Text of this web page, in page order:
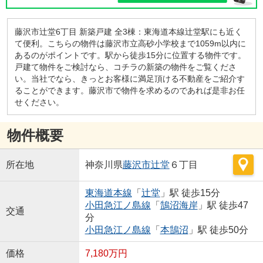
藤沢市辻堂6丁目 新築戸建 全3棟：東海道本線辻堂駅にも近く
て便利。こちらの物件は藤沢市立高砂小学校まで1059m以内に
あるのがポイントです。駅から徒歩15分に位置する物件です。
戸建て物件をご検討なら、コチラの新築の物件をご覧くださ
い。当社でなら、きっとお客様に満足頂ける不動産をご紹介す
ることができます。藤沢市で物件を求めるのであれば是非お任
せください。
物件概要
所在地 神奈川県藤沢市辻堂 ６丁目
交通
東海道本線 「 辻堂 」駅 徒歩15分
小田急江ノ島線 「 鵠沼海岸 」駅 徒歩47
分
小田急江ノ島線 「 本鵠沼 」駅 徒歩50分
価格 7,180万円